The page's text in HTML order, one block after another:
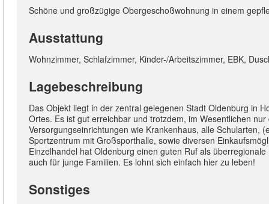
Schöne und großzügige Obergeschoßwohnung in einem
Ausstattung
Wohnzimmer, Schlafzimmer, Kinder-/Arbeitszimmer, EBK,
Lagebeschreibung
Das Objekt liegt in der zentral gelegenen Stadt Oldenburg in
Ortes. Es ist gut erreichbar und trotzdem, im Wesentlichen
Versorgungseinrichtungen wie Krankenhaus, alle Schularten,
Sportzentrum mit Großsporthalle, sowie diversen
Einzelhandel hat Oldenburg einen guten Ruf als
auch für junge Familien. Es lohnt sich einfach hier zu leben!
Sonstiges